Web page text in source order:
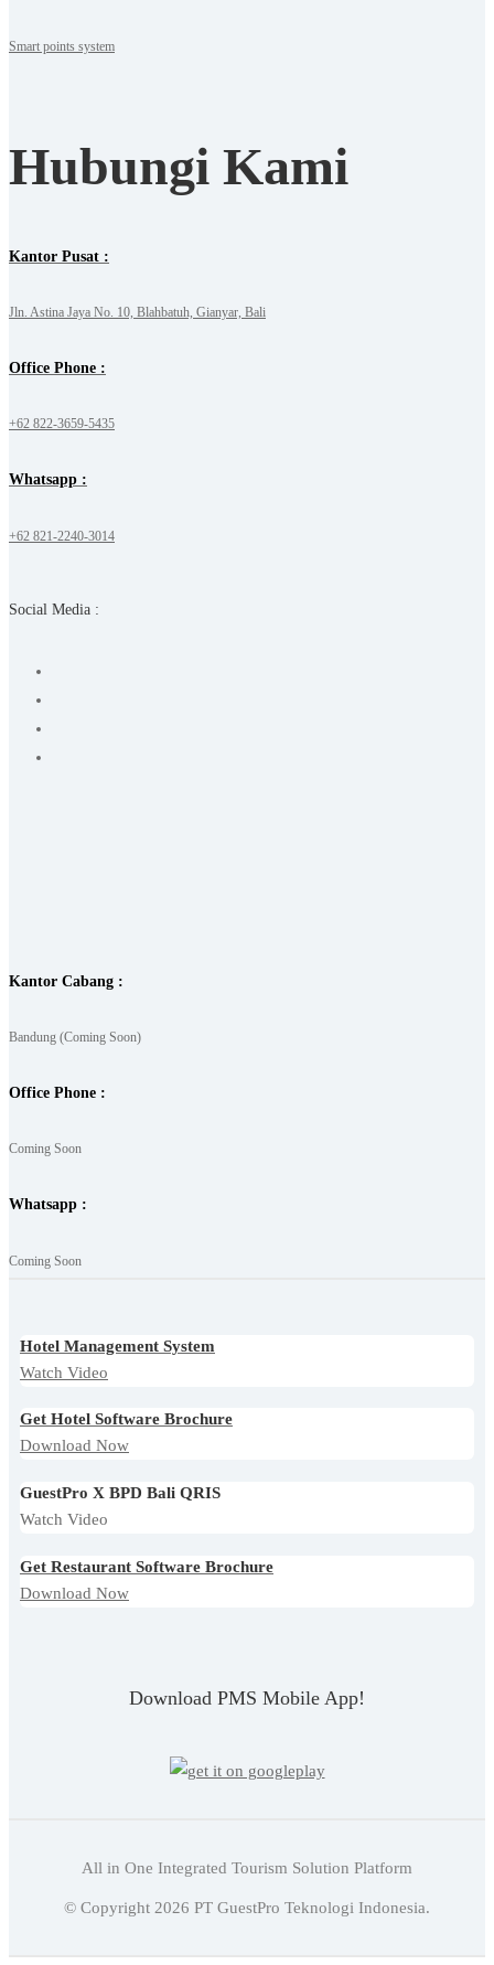
Smart points system
Hubungi Kami
Kantor Pusat :
Jln. Astina Jaya No. 10, Blahbatuh, Gianyar, Bali
Office Phone :
+62 822-3659-5435
Whatsapp :
+62 821-2240-3014
Social Media :
Kantor Cabang :
Bandung (Coming Soon)
Office Phone :
Coming Soon
Whatsapp :
Coming Soon
Hotel Management System
Watch Video
Get Hotel Software Brochure
Download Now
GuestPro X BPD Bali QRIS
Watch Video
Get Restaurant Software Brochure
Download Now
Download PMS Mobile App!
All in One Integrated Tourism Solution Platform
© Copyright 2026 PT GuestPro Teknologi Indonesia.
English
Indonesian